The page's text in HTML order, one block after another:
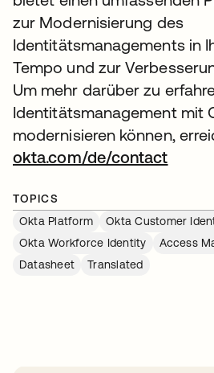
zur Modernisierung des
Identitätsmanagements in
Tempo und zur
Um mehr darüber zu
Identitätsmanagement mit
modernisieren können,
okta.com/de/​contact
TOPICS
Okta Platform
Okta Customer
Okta Workforce Identity
Access
Datasheet
Translated